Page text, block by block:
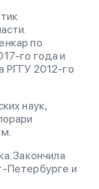
по
го года и
РГГУ 2012-го
наук,
Закончила
Петербурге и